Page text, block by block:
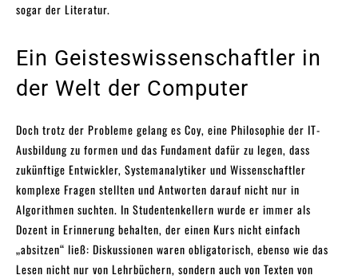
sogar der Literatur.
Ein Geisteswissenschaftler in
der Welt der Computer
Doch trotz der Probleme gelang es Coy, eine Philosophie der IT-
Ausbildung zu formen und das Fundament dafür zu legen, dass
zukünftige Entwickler, Systemanalytiker und Wissenschaftler
komplexe Fragen stellten und Antworten darauf nicht nur in
Algorithmen suchten. In Studentenkellern wurde er immer als
Dozent in Erinnerung behalten, der einen Kurs nicht einfach
„absitzen“ ließ: Diskussionen waren obligatorisch, ebenso wie das
Lesen nicht nur von Lehrbüchern, sondern auch von Texten von